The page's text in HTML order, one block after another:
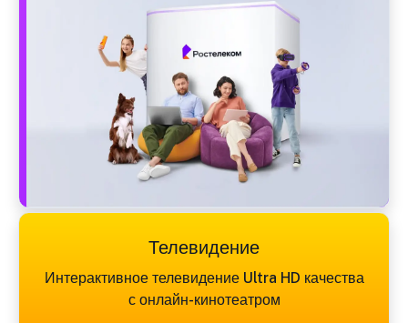
Телевидение
Интерактивное телевидение Ultra HD качества
с онлайн-кинотеатром